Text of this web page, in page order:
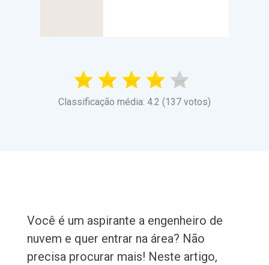
Classificação média: 4.2 (137 votos)
Você é um aspirante a engenheiro de
nuvem e quer entrar na área? Não
precisa procurar mais! Neste artigo,